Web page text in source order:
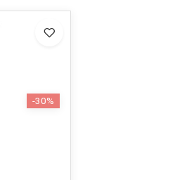
-30%